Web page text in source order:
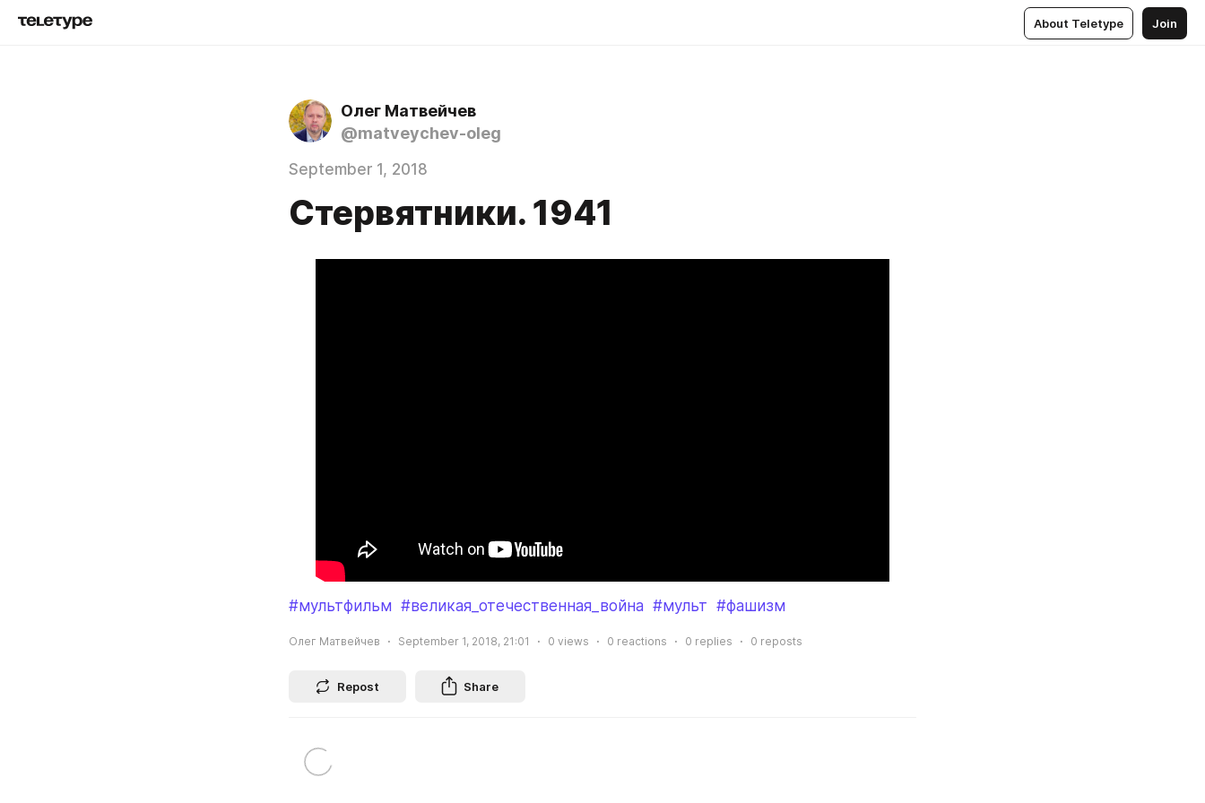
About Teletype Join
Олег Матвейчев
@matveychev-oleg
September 1, 2018
Стервятники. 1941
#мультфильм #великая_отечественная_война #мульт #фашизм
Олег Матвейчев September 1, 2018, 21:01 0 views 0 reactions 0 replies 0 reposts
Repost Share